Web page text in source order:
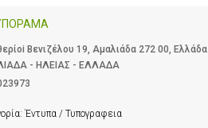
Βενιζέλου 19, Αμαλιάδα 272 00, Ελλάδα
- ΗΛΕΙΑΣ - ΕΛΛΑΔΑ
Έντυπα / Τυπογραφεια